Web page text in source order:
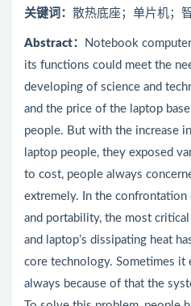
关键词： 散热底座；单片机；
Abstract：
Notebook
its functions could meet the
developing of science and
and the price of the laptop
people. But with the increase
laptop people, they exposed
to cost, people always
extremely. In the confrontation
and portability, the most
and laptop’s dissipating heat
core technology. Sometimes it
always because of that the